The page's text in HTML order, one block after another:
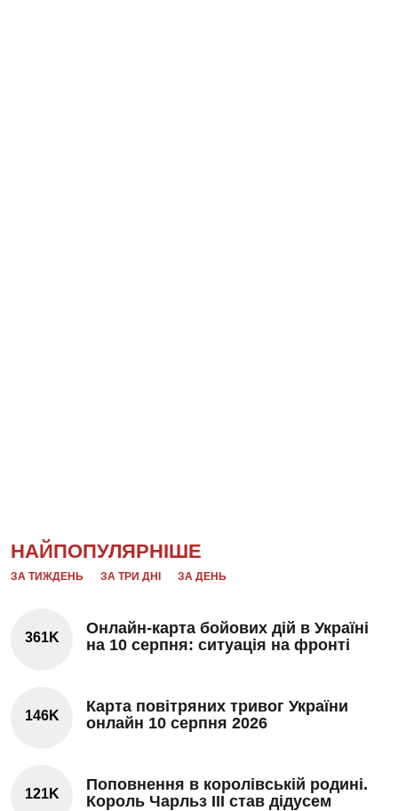
НАЙПОПУЛЯРНІШЕ
ЗА ТИЖДЕНЬ ЗА ТРИ ДНІ ЗА ДЕНЬ
361K
Онлайн-карта бойових дій в Україні
на 10 серпня: ситуація на фронті
146K
Карта повітряних тривог України
онлайн 10 серпня 2026
121K
Поповнення в королівській родині.
Король Чарльз III став дідусем